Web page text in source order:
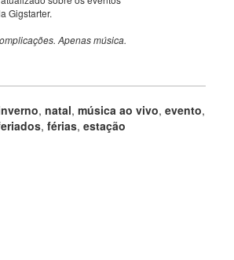
Gigstarter.
Apenas música.
, natal, música ao vivo, evento,
, férias, estação